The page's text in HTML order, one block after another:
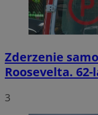
Zderzenie
Roosevelta.
3